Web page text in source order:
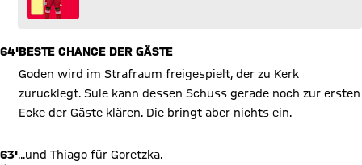
64'BESTE CHANCE DER GÄSTE
Goden wird im Strafraum freigespielt, der zu Kerk
zurücklegt. Süle kann dessen Schuss gerade noch zur ersten
Ecke der Gäste klären. Die bringt aber nichts ein.
63'...und Thiago für Goretzka.